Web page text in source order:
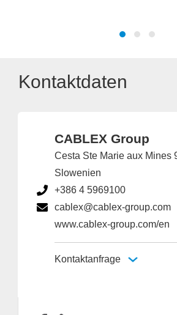
Kontaktdaten
CABLEX Group
Cesta Ste Marie aux Mines
Slowenien
+386 4 5969100
cablex@cablex-group.com
www.cablex-group.com/en
Kontaktanfrage